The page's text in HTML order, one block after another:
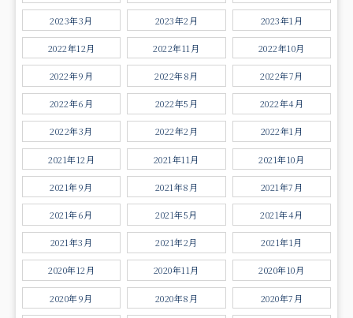
2023年3月 2023年2月 2023年1月
2022年12月 2022年11月 2022年10月
2022年9月 2022年8月 2022年7月
2022年6月 2022年5月 2022年4月
2022年3月 2022年2月 2022年1月
2021年12月 2021年11月 2021年10月
2021年9月 2021年8月 2021年7月
2021年6月 2021年5月 2021年4月
2021年3月 2021年2月 2021年1月
2020年12月 2020年11月 2020年10月
2020年9月 2020年8月 2020年7月